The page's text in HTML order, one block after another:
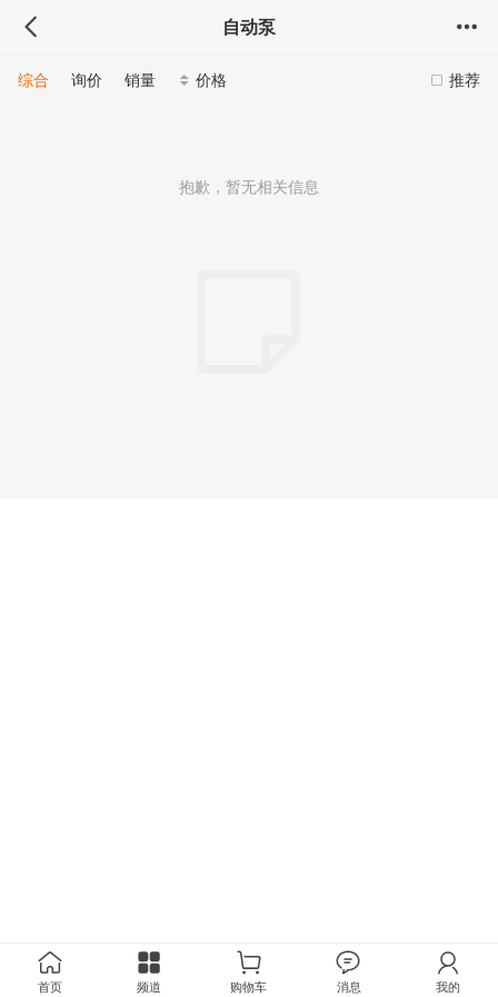
自动泵
推荐
综合 询价 销量 价格
抱歉，暂无相关信息
首页 频道 购物车 消息 我的